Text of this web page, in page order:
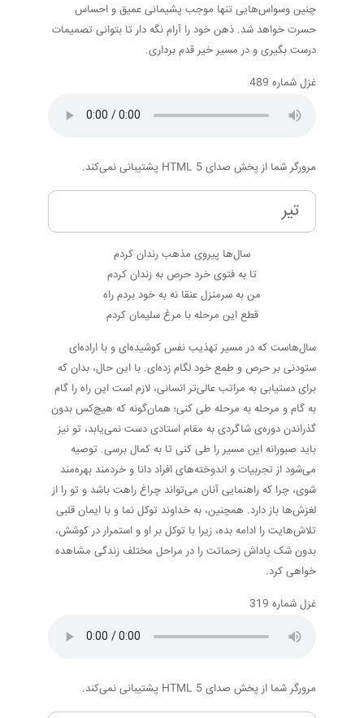
چنین وسواس‌هایی تنها موجب پشیمانی عمیق و احساس
حسرت خواهد شد. ذهن خود را آرام نگه دار تا بتوانی تصمیمات
درست بگیری و در مسیر خیر قدم برداری.
غزل شماره 489
مرورگر شما از پخش صدای HTML 5 پشتیبانی نمی‌کند.
تیر
سال‌ها پیروی مذهب رندان کردم
تا به فتوی خرد حرص به زندان کردم
من به سرمنزل عنقا نه به خود بردم راه
قطع این مرحله با مرغ سلیمان کردم
سال‌هاست که در مسیر تهذیب نفس کوشیده‌ای و با اراده‌ای
ستودنی بر حرص و طمع خود لگام زده‌ای. با این حال، بدان که
برای دستیابی به مراتب عالی‌تر انسانی، لازم است این راه را گام
به گام و مرحله به مرحله طی کنی؛ همان‌گونه که هیچ‌کس بدون
گذراندن دوره‌ی شاگردی به مقام استادی دست نمی‌یابد، تو نیز
باید صبورانه این مسیر را طی کنی تا به کمال برسی. توصیه
می‌شود از تجربیات و اندوخته‌های افراد دانا و خردمند بهره‌مند
شوی، چرا که راهنمایی آنان می‌تواند چراغ راهت باشد و تو را از
لغزش‌ها باز دارد. همچنین، به خداوند توکل نما و با ایمان قلبی
تلاش‌هایت را ادامه بده، زیرا با توکل بر او و استمرار در کوشش،
بدون شک پاداش زحماتت را در مراحل مختلف زندگی مشاهده
خواهی کرد.
غزل شماره 319
مرورگر شما از پخش صدای HTML 5 پشتیبانی نمی‌کند.